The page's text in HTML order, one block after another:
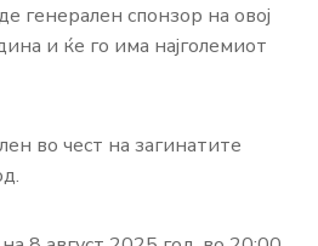
генерален спонзор на овој
и ќе го има најголемиот
во чест на загинатите